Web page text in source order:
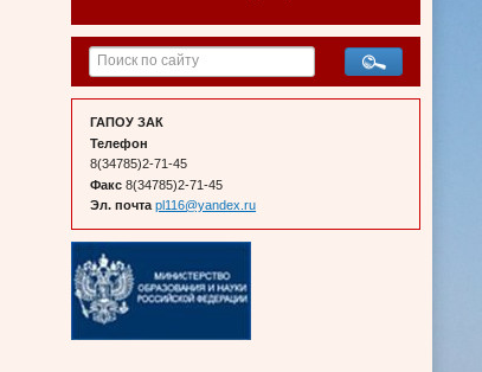
ГАПОУ ЗАК
Телефон
8(34785)2-71-45
Факс 8(34785)2-71-45
Эл. почта pl116@yandex.ru